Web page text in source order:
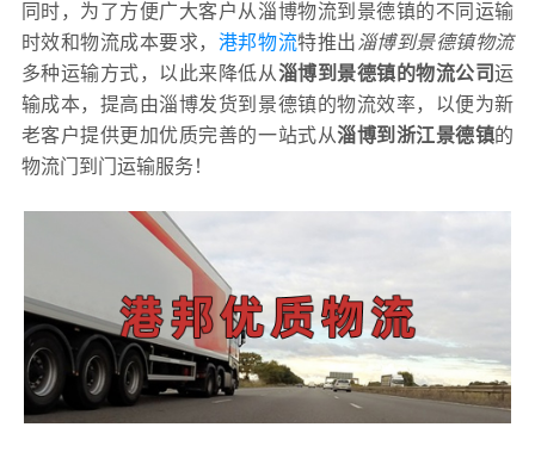
同时，为了方便广大客户从淄博物流到景德镇的不同运输
时效和物流成本要求， 港邦物流特推出 淄博到景德镇物流
多种运输方式，以此来降低从淄博到景德镇的物流公司运
输成本，提高由淄博发货到景德镇的物流效率，以便为新
老客户提供更加优质完善的一站式从淄博到浙江景德镇的
物流门到门运输服务！